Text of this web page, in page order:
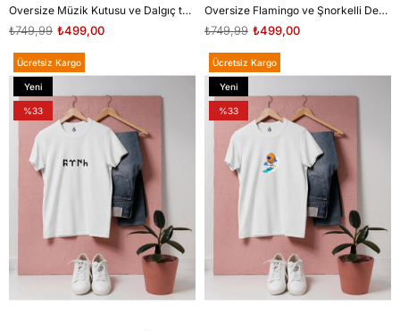
Oversize Müzik Kutusu ve Dalgıç tasarım unisex T-shirt
₺499,00
₺749,99
Oversize Flamingo ve Şnorkelli Deniz anası tasarım unisex T-shirt
₺499,00
₺749,99
Ücretsiz Kargo
Yeni
Ürün
%33
Ücretsiz Kargo
Yeni
Ürün
%33